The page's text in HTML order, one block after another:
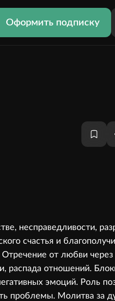
Оформить подписку
несправедливости,
счастья и
от любви
распада отношений.
эмоций. Роль
проблемы. Молитва за